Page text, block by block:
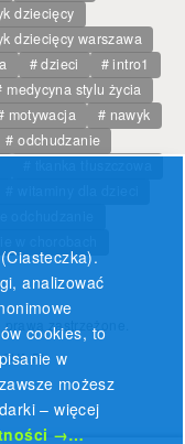
dziecięcy
dziecięcy warszawa
dzieci
intro1
medycyna stylu życia
motywacja
nawyk
odchudzanie
w chorobach
zastrzeżone.
analizować
cookies, to
w
możesz
– więcej
→…